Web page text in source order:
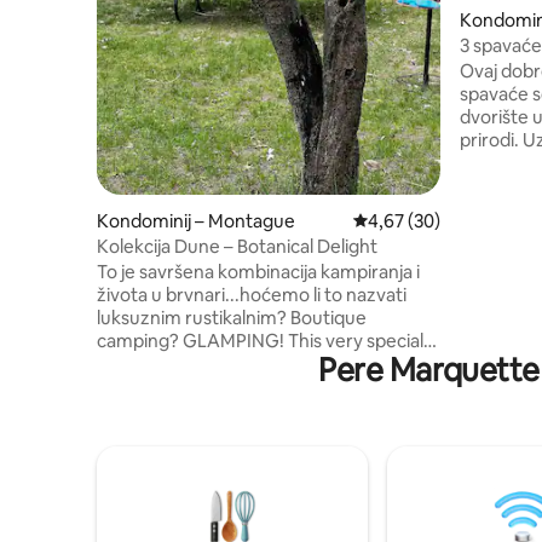
Kondominij – Montague Prosječna ocjena:
4,67 (30)
Kolekcija Dune – Botanical Delight
To je savršena kombinacija kampiranja i
života u brvnari...hoćemo li to nazvati
luksuznim rustikalnim? Boutique
camping? GLAMPING! This very special
space is located on 8 acres of Lake
pješačke staze, teren za golf s 4 rupe,
odbojka, daska za miješanje, kukuruzna
3
Ovaj
spavaće
dvorište
prirodi.
svemu
Pere